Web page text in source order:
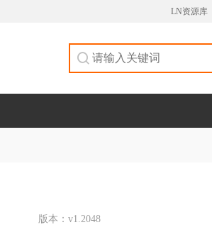
LN资源库
版本： v1.2048